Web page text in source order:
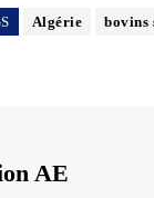
Algérie bovins
AE